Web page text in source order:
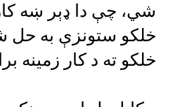
شي، چې دا ډېر ښه
خلکو ستونزې به حل
خلکو ته د کار زمینه